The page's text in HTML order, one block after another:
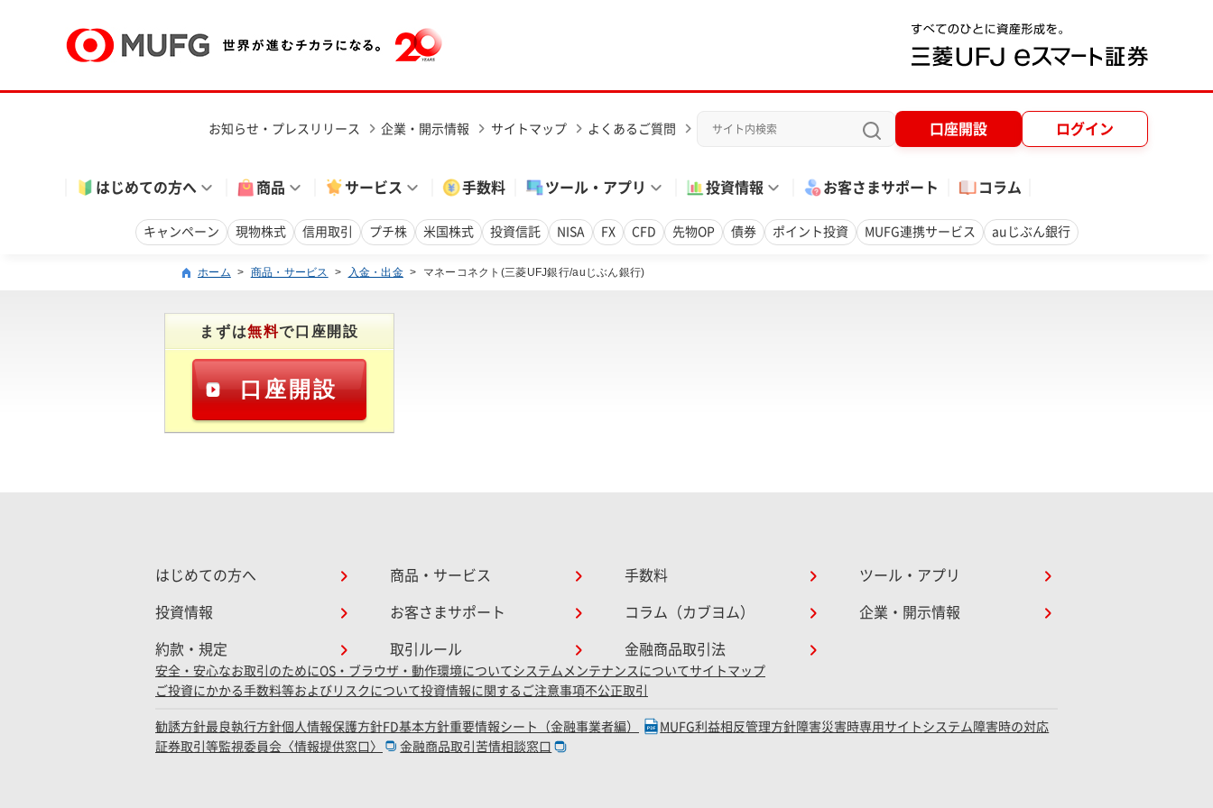
お知らせ・プレスリリース 企業・開示情報 サイトマップ よくあるご質問 口座開設 ログイン
はじめての方へ 商品 サービス 手数料 ツール・アプリ 投資情報 お客さまサポート コラム
キャンペーン 現物株式 信用取引 プチ株 米国株式 投資信託 NISA FX CFD 先物OP 債券 ポイント投資 MUFG連携サービス auじぶん銀行
ホーム > 商品・サービス > 入金・出金 > マネーコネクト(三菱UFJ銀行/auじぶん銀行)
まずは無料で口座開設
口座開設
はじめての方へ 商品・サービス 手数料 ツール・アプリ
投資情報 お客さまサポート コラム（カブヨム） 企業・開示情報
約款・規定 取引ルール 金融商品取引法
安全・安心なお取引のためにOS・ブラウザ・動作環境についてシステムメンテナンスについてサイトマップ
ご投資にかかる手数料等およびリスクについて投資情報に関するご注意事項不公正取引
勧誘方針最良執行方針個人情報保護方針FD基本方針重要情報シート（金融事業者編） MUFG利益相反管理方針障害災害時専用サイト システム障害時の対応
証券取引等監視委員会〈情報提供窓口〉
金融商品取引苦情相談窓口